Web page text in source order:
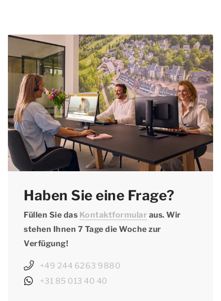
Haben Sie eine Frage?
Füllen Sie das Kontaktformular aus. Wir
stehen Ihnen 7 Tage die Woche zur
Verfügung!
+49 244 6263 9880
+31 85 013 40 40